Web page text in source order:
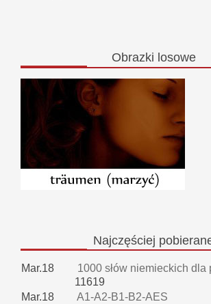
Obrazki losowe
Najczęściej
Mar.18
1000 słów niemieckich dla
11619
Mar.18
A1-A2-B1-B2-AES